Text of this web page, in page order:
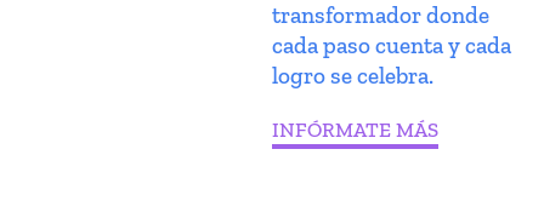
transformador donde
cada paso cuenta y cada
logro se celebra.
INFÓRMATE MÁS